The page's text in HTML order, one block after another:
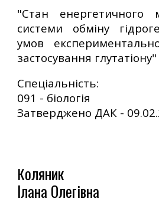
"Стан енергетичного
системи обміну
умов
застосування глутатіону"
Спеціальність:
091 - біологія
Затверджено ДАК -
Коляник
Ілана Олегівна